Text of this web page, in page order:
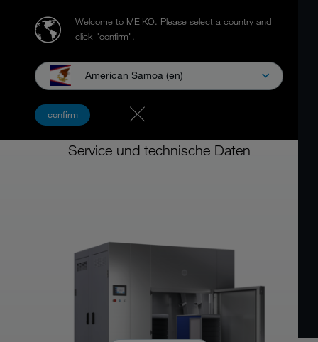
Welcome to MEIKO. Please select a country and
click "confirm".
American Samoa (en)
confirm
Einkammer-Trolleywaschanlagen
MEIKO TF-L / MEIKO TP-L
Service und technische Daten